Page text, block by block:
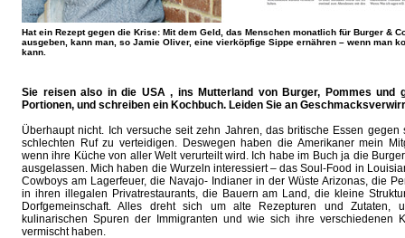
Hat ein Rezept gegen die Krise: Mit dem Geld, das Menschen monatlich für Burger &
ausgeben, kann man, so Jamie Oliver, eine vierköpfige Sippe ernähren – wenn man
kann.
Sie reisen also in die USA , ins Mutterland von Burger, Pommes und
Portionen, und schreiben ein Kochbuch. Leiden Sie an
Überhaupt nicht. Ich versuche seit zehn Jahren, das britische Essen gegen
schlechten Ruf zu verteidigen. Deswegen haben die Amerikaner mein
wenn ihre Küche von aller Welt verurteilt wird. Ich habe im Buch ja die
ausgelassen. Mich haben die Wurzeln interessiert – das Soul-Food in
Cowboys am Lagerfeuer, die Navajo- Indianer in der Wüste Arizonas, die
in ihren illegalen Privatrestaurants, die Bauern am Land, die kleine
Dorfgemeinschaft. Alles dreht sich um alte Rezepturen und Zutaten,
kulinarischen Spuren der Immigranten und wie sich ihre verschiedenen
vermischt haben.